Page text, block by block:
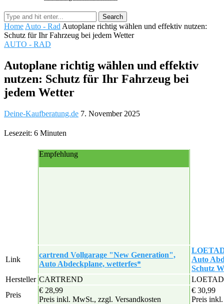
Home Auto - Rad Autoplane richtig wählen und effektiv nutzen:
Schutz für Ihr Fahrzeug bei jedem Wetter
AUTO - RAD
Autoplane richtig wählen und effektiv
nutzen: Schutz für Ihr Fahrzeug bei
jedem Wetter
Deine-Kaufberatung.de 7. November 2025
Lesezeit: 6 Minuten
Empfehlung
Link
cartrend Vollgarage "New Generation",
Auto Abdeckplane, wetterfes*
Auto
Schutz
Hersteller CARTREND
LOETAD
Preis
€ 28,99
Preis inkl. MwSt., zzgl. Versandkosten
€ 30,99
Preis